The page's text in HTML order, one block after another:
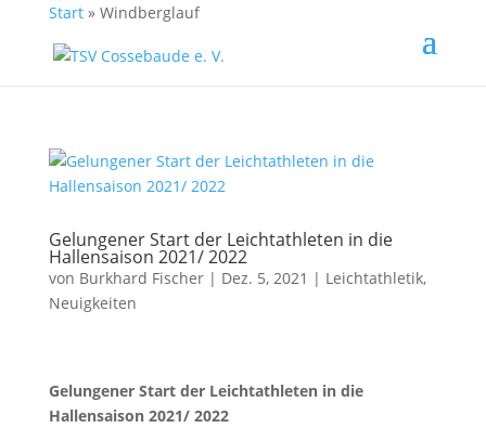
Start» Windberglauf
Gelungener Start der Leichtathleten in die
Hallensaison 2021/ 2022
von Burkhard Fischer| Dez. 5, 2021 | Leichtathletik,
Neuigkeiten
Gelungener Start der Leichtathleten in die
Hallensaison 2021/ 2022